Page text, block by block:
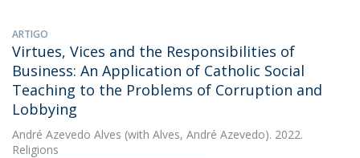
ARTIGO
Virtues, Vices and the Responsibilities of
Business: An Application of Catholic Social
Teaching to the Problems of Corruption and
Lobbying
André Azevedo Alves (with Alves, André Azevedo). 2022.
Religions